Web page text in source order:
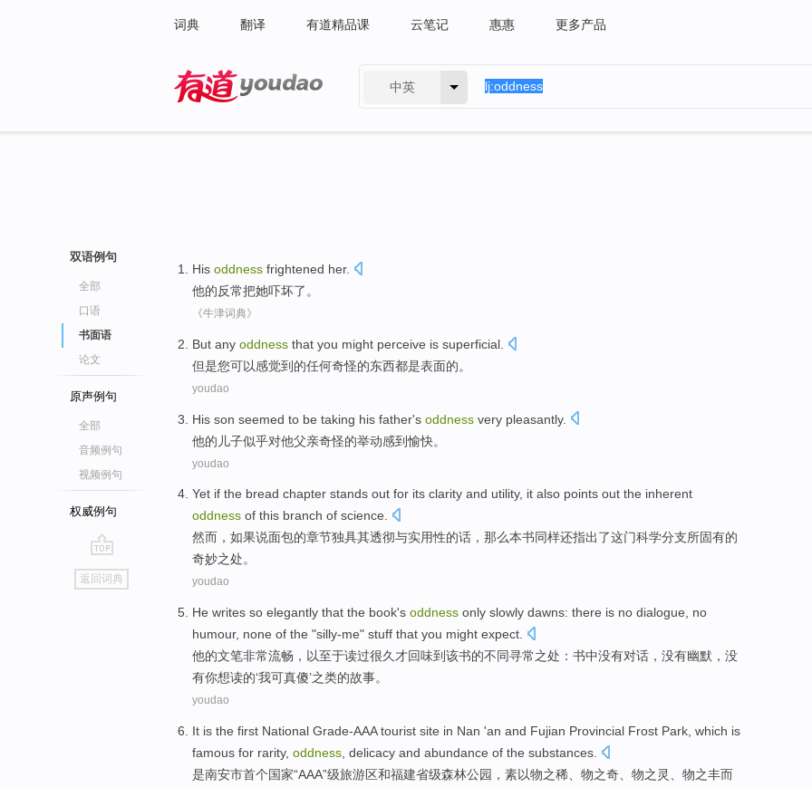
词典 翻译 有道精品课 云笔记 惠惠 更多产品
中英
双语例句
全部
口语
书面语
论文
原声例句
全部
音频例句
视频例句
权威例句
go
top
返回词典
His oddness frightened her.
他的反常把她吓坏了。
《牛津词典》
But any oddness that you might perceive is superficial
但是您可以感觉到 的任何奇怪的东西都是表面的。
youdao
His son seemed to be taking his father's oddness very pleasantly.
他的 儿子似乎对他父亲奇怪的举动感到愉快。
youdao
Yet if the bread chapter stands out for its clarity and utility, it also points out the inherent
oddness of this branch of science.
然而 ， 如果说面包的章节独具其透彻与实用性的话，那么本书同样还指出了这门科学分支所固有的
奇妙之处。
youdao
He writes so elegantly that the book's oddness only slowly dawns: there is no dialogue , no
humour, none of the "silly-me" stuff that you might expect
他的文笔非常流畅， 以至于读过很久 才回味到该书的不同寻常之处：书中没有对话 ， 没有幽默 ，没
有你想读的‘我可真傻’之类的故事。
youdao
It is the first National Grade-AAA tourist site in Nan 'an and Fujian Provincial Frost Park which is
famous for rarity, oddness , delicacy and abundance of the substances
是南安市首个国家“AAA”级旅游区和福建省级森林公园 ， 素以物之稀、物之奇、物之灵、物之丰而